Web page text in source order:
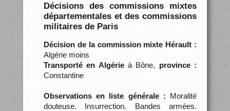
Décisions des commissions mixtes
départementales et des commissions
militaires de Paris
Décision de la commission mixte Hérault :
Algérie moins
Transporté en Algérieà Bône, province :
Constantine
Observations en liste générale : Moralité
douteuse. Insurrection. Bandes armées.